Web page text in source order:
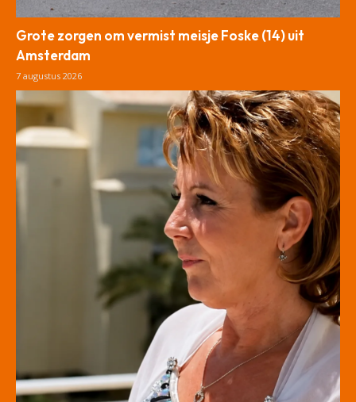
Grote zorgen om vermist meisje Foske (14) uit
Amsterdam
7 augustus 2026